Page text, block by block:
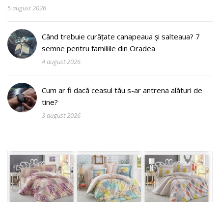
5 august 2026
Când trebuie curățate canapeaua și salteaua? 7
semne pentru familiile din Oradea
4 august 2026
Cum ar fi dacă ceasul tău s-ar antrena alături de
tine?
3 august 2026